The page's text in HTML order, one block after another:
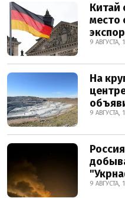
Китай
место
9 АВГУСТА,
На
9 АВГУСТА,
9 АВГУСТА,